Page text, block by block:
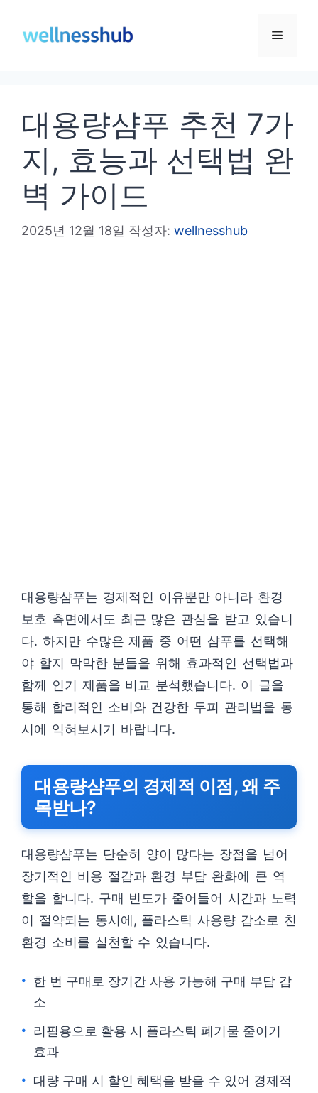
메
대용량샴푸 추천 7가
지, 효능과 선택법 완
벽 가이드
2025년 12월 18일 작성자: wellnesshub
대용량샴푸는 경제적인 이유뿐만 아니라 환경
보호 측면에서도 최근 많은 관심을 받고 있습니
다. 하지만 수많은 제품 중 어떤 샴푸를 선택해
야 할지 막막한 분들을 위해 효과적인 선택법과
함께 인기 제품을 비교 분석했습니다. 이 글을
통해 합리적인 소비와 건강한 두피 관리법을 동
시에 익혀보시기 바랍니다.
대용량샴푸의 경제적 이점, 왜 주
목받나?
대용량샴푸는 단순히 양이 많다는 장점을 넘어
장기적인 비용 절감과 환경 부담 완화에 큰 역
할을 합니다. 구매 빈도가 줄어들어 시간과 노력
이 절약되는 동시에, 플라스틱 사용량 감소로 친
환경 소비를 실천할 수 있습니다.
한 번 구매로 장기간 사용 가능해 구매 부담 감
소
리필용으로 활용 시 플라스틱 폐기물 줄이기
효과
대량 구매 시 할인 혜택을 받을 수 있어 경제적